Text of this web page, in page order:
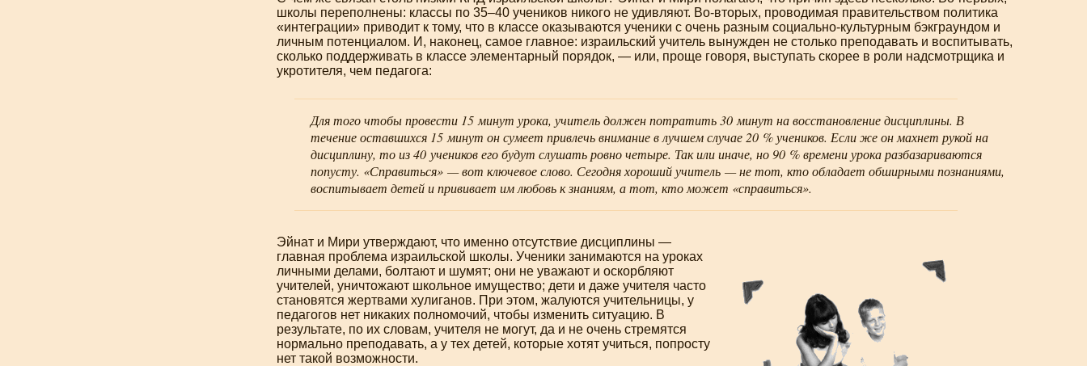
школы переполнены: классы по 35–40 учеников никого не удивляют. Во-вторых, проводимая правительством политика
«интеграции» приводит к тому, что в классе оказываются ученики с очень разным социально-культурным бэкграундом и
личным потенциалом. И, наконец, самое главное: израильский учитель вынужден не столько преподавать и воспитывать,
сколько поддерживать в классе элементарный порядок, — или, проще говоря, выступать скорее в роли надсмотрщика и
укротителя, чем педагога:
Для того чтобы провести 15 минут урока, учитель должен потратить 30 минут на восстановление дисциплины. В
течение оставшихся 15 минут он сумеет привлечь внимание в лучшем случае 20 % учеников. Если же он махнет рукой на
дисциплину, то из 40 учеников его будут слушать ровно четыре. Так или иначе, но 90 % времени урока разбазариваются
попусту. «Справиться» — вот ключевое слово. Сегодня хороший учитель — не тот, кто обладает обширными познаниями,
воспитывает детей и прививает им любовь к знаниям, а тот, кто может «справиться».
Эйнат и Мири утверждают, что именно отсутствие дисциплины —
главная проблема израильской школы. Ученики занимаются на уроках
личными делами, болтают и шумят; они не уважают и оскорбляют
учителей, уничтожают школьное имущество; дети и даже учителя часто
становятся жертвами хулиганов. При этом, жалуются учительницы, у
педагогов нет никаких полномочий, чтобы изменить ситуацию. В
результате, по их словам, учителя не могут, да и не очень стремятся
нормально преподавать, а у тех детей, которые хотят учиться, попросту
нет такой возможности.